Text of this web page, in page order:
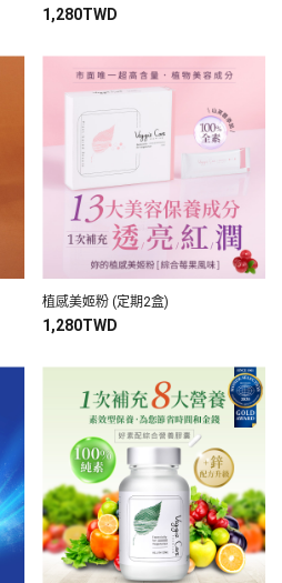
1,280TWD
植感美姬粉 (定期2盒)
1,280TWD